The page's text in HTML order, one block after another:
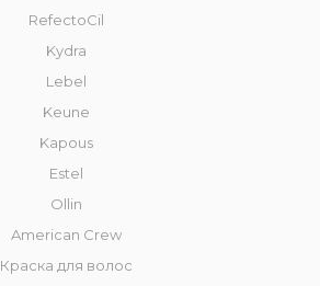
RefectoCil
Kydra
Lebel
Keune
Kapous
Estel
Ollin
American Crew
Краска для волос